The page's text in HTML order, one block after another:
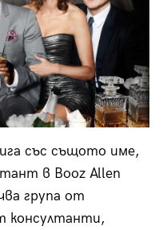
със същото име,
в Booz Allen
група от
консултанти,